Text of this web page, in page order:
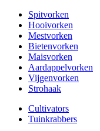
Spitvorken
Hooivorken
Mestvorken
Bietenvorken
Maisvorken
Aardappelvorken
Vijgenvorken
Strohaak
Cultivators
Tuinkrabbers